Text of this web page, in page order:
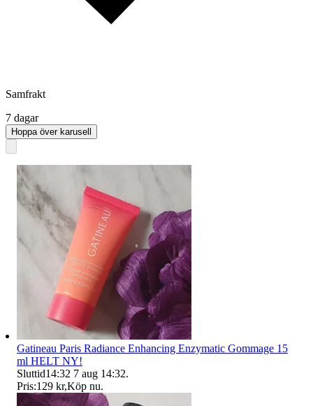
Samfrakt
7 dagar
Hoppa över karusell
Gatineau Paris Radiance Enhancing Enzymatic Gommage 15
ml HELT NY!
Sluttid14:32 7 aug 14:32.
Pris:129 kr,Köp nu.